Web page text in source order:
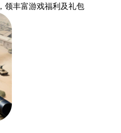
，领丰富游戏福利 及礼包